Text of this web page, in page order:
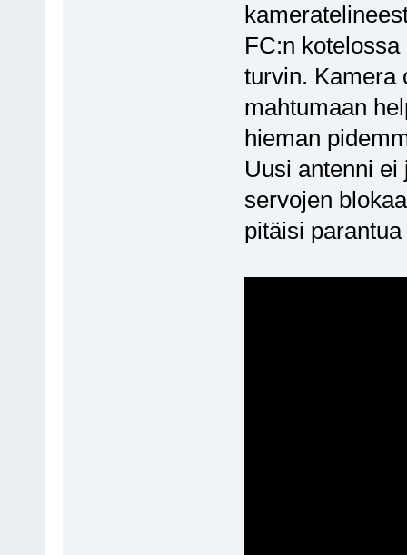
FC:n
turvin. Kamera
mahtumaan
hieman
Uusi antenni
servojen
pitäisi